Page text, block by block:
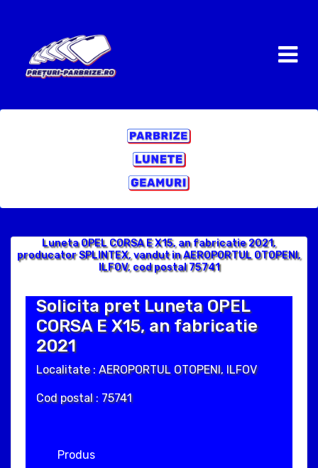
Luneta OPEL CORSA E X15, an fabricatie 2021,
producator SPLINTEX, vandut in AEROPORTUL OTOPENI,
ILFOV, cod postal 75741
Solicita pret Luneta OPEL
CORSA E X15, an fabricatie
2021
Localitate : AEROPORTUL OTOPENI, ILFOV
Cod postal : 75741
Produs